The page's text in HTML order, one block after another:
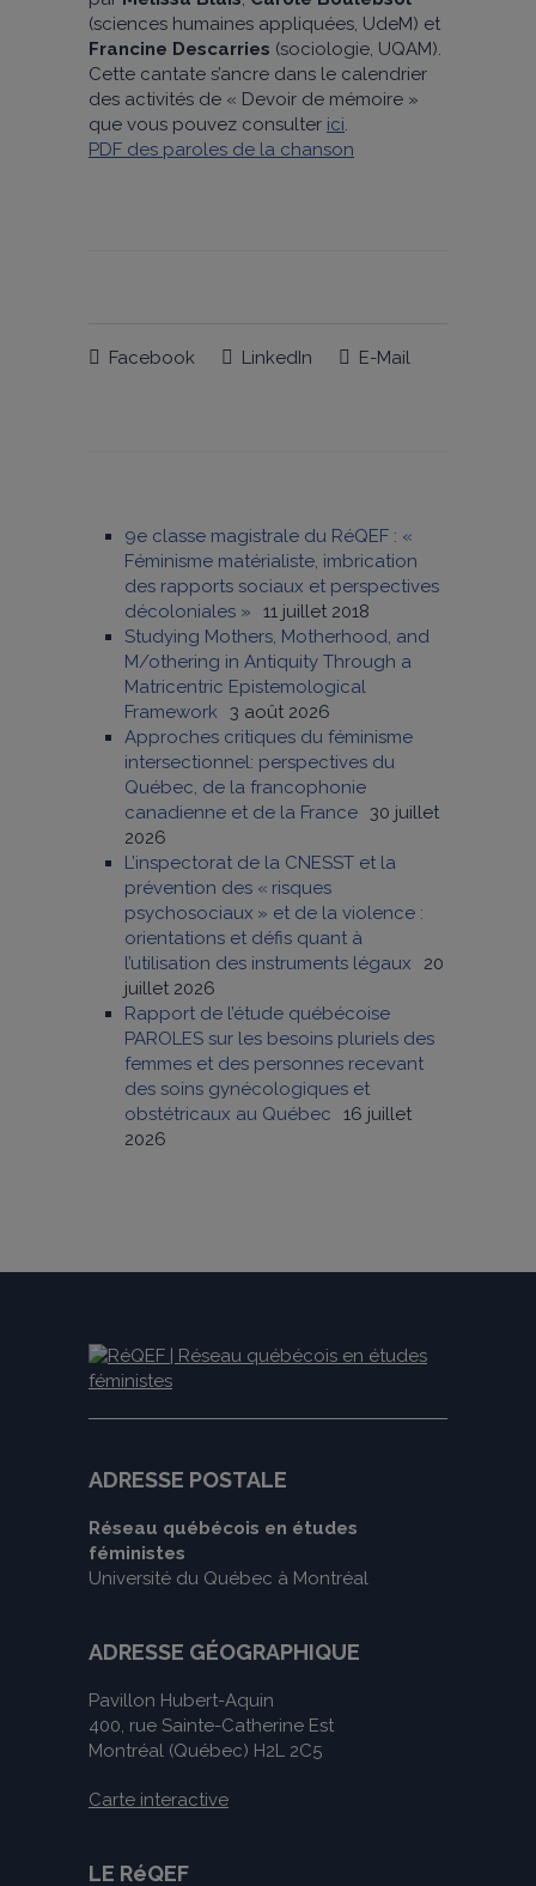
(sciences humaines appliquées, UdeM) et
Francine Descarries (sociologie, UQAM).
Cette cantate s’ancre dans le calendrier
des activités de « Devoir de mémoire »
que vous pouvez consulter ici.
PDF des paroles de la chanson
Facebook LinkedIn E-Mail
9e classe magistrale du RéQEF : «
Féminisme matérialiste, imbrication
des rapports sociaux et perspectives
décoloniales »
11 juillet 2018
Studying Mothers, Motherhood, and
M/othering in Antiquity Through a
Matricentric Epistemological
Framework
3 août 2026
Approches critiques du féminisme
intersectionnel: perspectives du
Québec, de la francophonie
canadienne et de la France
30 juillet
2026
L’inspectorat de la CNESST et la
prévention des « risques
psychosociaux » et de la violence :
orientations et défis quant à
l’utilisation des instruments légaux
20
juillet 2026
Rapport de l’étude québécoise
PAROLES sur les besoins pluriels des
femmes et des personnes recevant
des soins gynécologiques et
obstétricaux au Québec
16 juillet
2026
ADRESSE POSTALE
Réseau québécois en études
féministes
Université du Québec à Montréal
ADRESSE GÉOGRAPHIQUE
Pavillon Hubert-Aquin
400, rue Sainte-Catherine Est
Montréal (Québec) H2L 2C5
Carte interactive
LE RéQEF